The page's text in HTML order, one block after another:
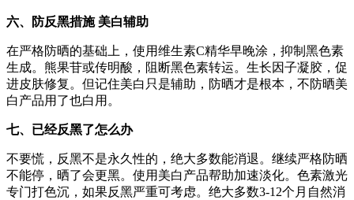
六、防反黑措施 美白辅助
在严格防晒的基础上，使用维生素C精华早晚涂，抑制黑色素
生成。熊果苷或传明酸，阻断黑色素转运。生长因子凝胶，促
进皮肤修复。但记住美白只是辅助，防晒才是根本，不防晒美
白产品用了也白用。
七、已经反黑了怎么办
不要慌，反黑不是永久性的，绝大多数能消退。继续严格防晒
不能停，晒了会更黑。使用美白产品帮助加速淡化。色素激光
专门打色沉，如果反黑严重可考虑。绝大多数3-12个月自然消